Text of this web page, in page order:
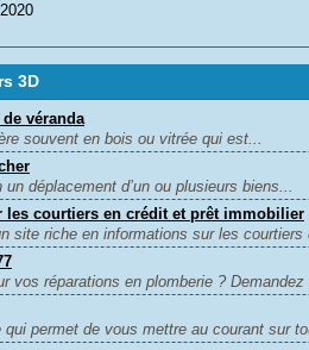
3D
véranda
souvent en bois ou vitrée qui est...
déplacement d’un ou plusieurs biens...
les courtiers en crédit et prêt immobilier
site riche en informations sur les
vos réparations en plomberie ?
permet de vous mettre au courant sur